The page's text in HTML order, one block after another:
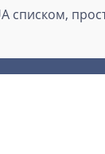
списком,